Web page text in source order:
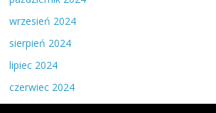
wrzesień 2024
sierpień 2024
lipiec 2024
czerwiec 2024